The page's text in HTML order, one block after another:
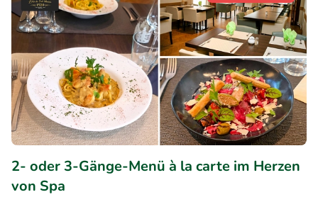
2- oder 3-Gänge-Menü à la carte im Herzen
von Spa